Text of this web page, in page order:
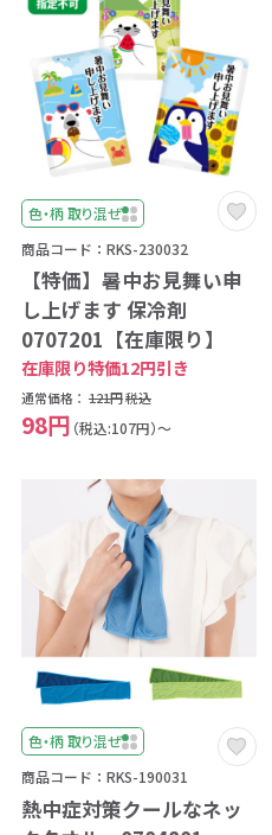
色・柄 取り混ぜ
商品コード：RKS-230032
【特価】暑中お見舞い申
し上げます 保冷剤
0707201【在庫限り】
在庫限り特価12円引き
通常価格： 121円税込
98円 （税込:107円）～
色・柄 取り混ぜ
商品コード：RKS-190031
熱中症対策クールなネッ